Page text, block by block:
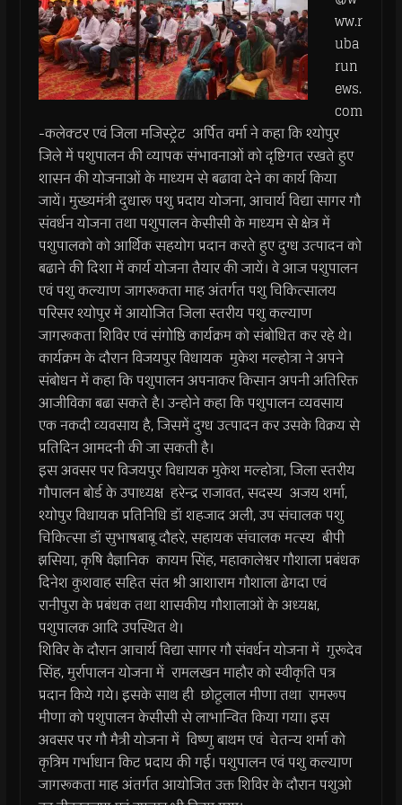
ww.r
uba
run
ews.
com
-कलेक्टर एवं जिला मजिस्ट्रेट अर्पित वर्मा ने कहा कि श्योपुर
जिले में पशुपालन की व्यापक संभावनाओं को दृष्टिगत रखते हुए
शासन की योजनाओं के माध्यम से बढावा देने का कार्य किया
जायें। मुख्यमंत्री दुधारू पशु प्रदाय योजना, आचार्य विद्या सागर गौ
संवर्धन योजना तथा पशुपालन केसीसी के माध्यम से क्षेत्र में
पशुपालको को आर्थिक सहयोग प्रदान करते हुए दुग्ध उत्पादन को
बढाने की दिशा में कार्य योजना तैयार की जायें। वे आज पशुपालन
एवं पशु कल्याण जागरूकता माह अंतर्गत पशु चिकित्सालय
परिसर श्योपुर में आयोजित जिला स्तरीय पशु कल्याण
जागरूकता शिविर एवं संगोष्ठि कार्यक्रम को संबोधित कर रहे थे।
कार्यक्रम के दौरान विजयपुर विधायक मुकेश मल्होत्रा ने अपने
संबोधन में कहा कि पशुपालन अपनाकर किसान अपनी अतिरिक्त
आजीविका बढा सकते है। उन्होने कहा कि पशुपालन व्यवसाय
एक नकदी व्यवसाय है, जिसमें दुग्ध उत्पादन कर उसके विक्रय से
प्रतिदिन आमदनी की जा सकती है।
इस अवसर पर विजयपुर विधायक मुकेश मल्होत्रा, जिला स्तरीय
गौपालन बोर्ड के उपाध्यक्ष हरेन्द्र राजावत, सदस्य अजय शर्मा,
श्योपुर विधायक प्रतिनिधि डॉ शहजाद अली, उप संचालक पशु
चिकित्सा डॉ सुभाषबाबू दौहरे, सहायक संचालक मत्स्य बीपी
झसिया, कृषि वैज्ञानिक कायम सिंह, महाकालेश्वर गौशाला प्रबंधक
दिनेश कुशवाह सहित संत श्री आशाराम गौशाला ढेगदा एवं
रानीपुरा के प्रबंधक तथा शासकीय गौशालाओं के अध्यक्ष,
पशुपालक आदि उपस्थित थे।
शिविर के दौरान आचार्य विद्या सागर गौ संवर्धन योजना में गुरूदेव
सिंह, मुर्रापालन योजना में रामलखन माहौर को स्वीकृति पत्र
प्रदान किये गये। इसके साथ ही छोटूलाल मीणा तथा रामरूप
मीणा को पशुपालन केसीसी से लाभान्वित किया गया। इस
अवसर पर गौ मैत्री योजना में विष्णु बाथम एवं चेतन्य शर्मा को
कृत्रिम गर्भाधान किट प्रदाय की गई। पशुपालन एवं पशु कल्याण
जागरूकता माह अंतर्गत आयोजित उक्त शिविर के दौरान पशुओ